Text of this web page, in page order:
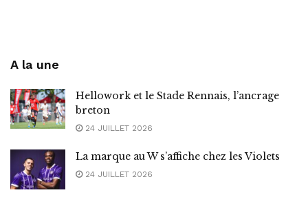
A la une
Hellowork et le Stade Rennais, l’ancrage
breton
24 JUILLET 2026
La marque au W s’affiche chez les Violets
24 JUILLET 2026